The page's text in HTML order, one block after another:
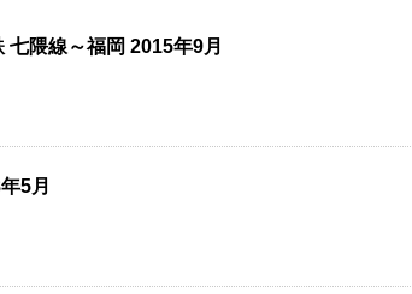
隈線～福岡 2015年9月
5月